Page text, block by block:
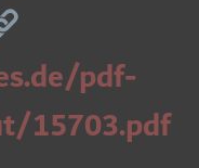
pdf-
15703.pdf